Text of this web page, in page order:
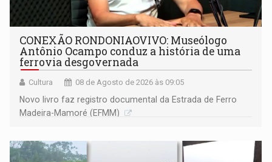
CONEXÃO RONDONIAOVIVO: Museólogo
Antônio Ocampo conduz a história de uma
ferrovia desgovernada
Cultura 08 de Agosto de 2026 às 09:05
Novo livro faz registro documental da Estrada de Ferro
Madeira-Mamoré (EFMM)